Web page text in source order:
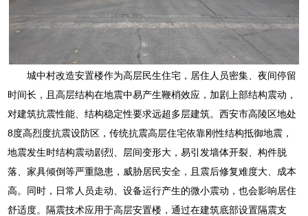
城中村改造安置楼作为高层民生住宅，居住人员密集、夜间停留
时间长，且高层结构在地震中易产生鞭梢效应，加剧上部结构震动，
对建筑抗震性能、结构稳定性要求远超多层建筑。西安市高陵区地处
8度高烈度抗震设防区，传统抗震高层住宅依靠刚性结构抵御地震，
地震发生时结构震动剧烈、层间变形大，易引发墙体开裂、构件脱
落、家具倾倒等严重隐患，威胁居民安全，且震后修复难度大、成本
高。同时，日常人员走动、设备运行产生的微小震动，也会影响居住
舒适度。隔震技术应用于高层安置楼，通过在建筑底部设置隔震支